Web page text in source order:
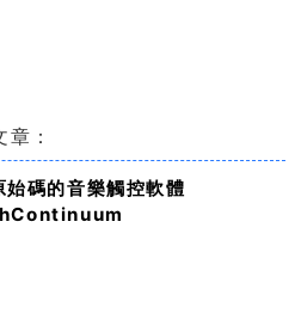
：
始碼的音樂觸控軟體